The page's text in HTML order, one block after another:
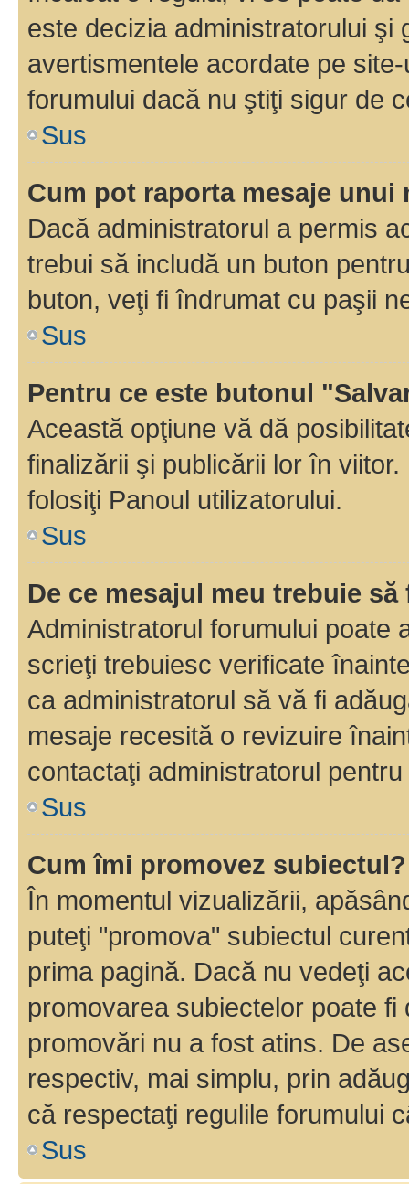
este decizia administratorului şi
avertismentele acordate pe
forumului dacă nu ştiţi sigur de
Sus
Cum pot raporta mesaje unui
Dacă administratorul a permis
trebui să includă un buton
buton, veţi fi îndrumat cu paşii
Sus
Pentru ce este butonul
Această opţiune vă dă
finalizării şi publicării lor în
folosiţi Panoul utilizatorului.
Sus
De ce mesajul meu trebuie
Administratorul forumului poate
scrieţi trebuiesc verificate
ca administratorul să vă fi
mesaje recesită o revizuire
contactaţi administratorul
Sus
Cum îmi promovez subiectul?
În momentul vizualizării,
puteţi "promova" subiectul
prima pagină. Dacă nu vedeţi
promovarea subiectelor poate
promovări nu a fost atins. De
respectiv, mai simplu, prin
că respectaţi regulile forumului
Sus